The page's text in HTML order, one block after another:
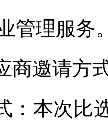
管理服务
商邀请方
：本次比